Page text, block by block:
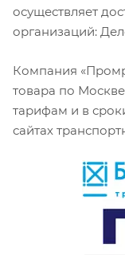
осуществляет
организаций:
Компания
товара по
тарифам и в
сайтах